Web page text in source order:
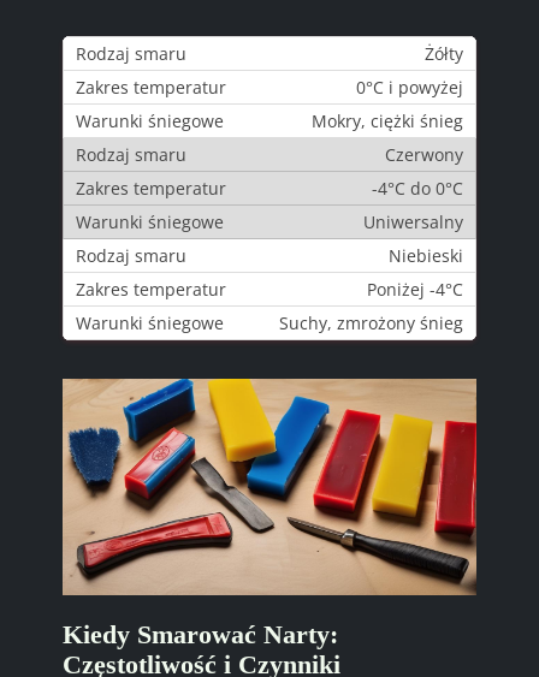
Żółty
0°C i powyżej
Mokry, ciężki śnieg
Czerwony
-4°C do 0°C
Uniwersalny
Niebieski
Poniżej -4°C
Suchy, zmrożony śnieg
Kiedy Smarować Narty:
Częstotliwość i Czynniki